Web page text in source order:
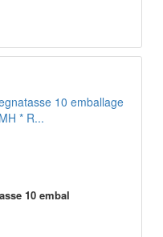
10 embal